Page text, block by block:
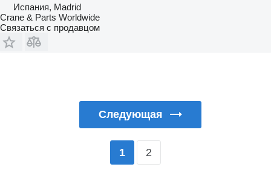
Испания, Madrid
Crane & Parts Worldwide
Связаться с продавцом
Следующая
1 2